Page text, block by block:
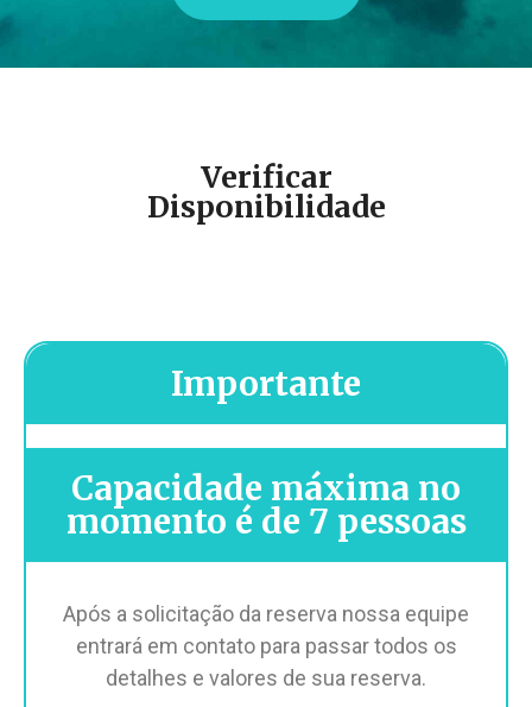
Verificar
Disponibilidade
Importante
Capacidade máxima no
momento é de 7 pessoas
Após a solicitação da reserva nossa equipe
entrará em contato para passar todos os
detalhes e valores de sua reserva.